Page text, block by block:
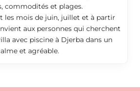
commodités et plages.
les mois de juin, juillet et à partir
aux personnes qui cherchent
avec piscine à Djerba dans un
et agréable.